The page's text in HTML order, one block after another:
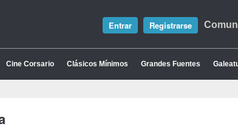
Entrar Registrarse
Cine Corsario Clásicos Mínimos Grandes Fuentes